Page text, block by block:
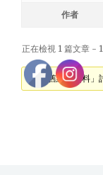
作者
正在檢視 1 篇文章 - 1
「@ 舊網站資料」